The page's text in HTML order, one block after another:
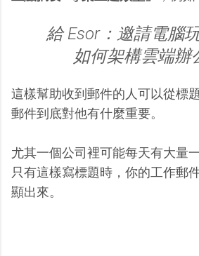
給 Esor：邀請電腦
如何架構雲端辦
這樣幫助收到郵件的人可以從標
郵件到底對他有什麼重要。
尤其一個公司裡可能每天有大量
只有這樣寫標題時，你的工作郵
顯出來。